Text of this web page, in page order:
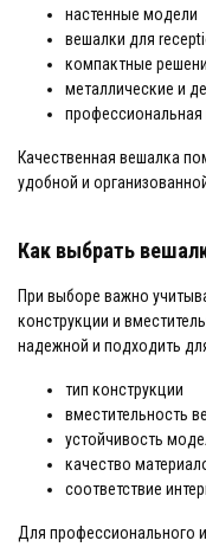
настенные модели
вешалки для
компактные
металлические и
профессиональная
Качественная вешалка
удобной и
Как выбрать
При выборе важно
конструкции и
надежной и подходить
тип конструкции
вместительность
устойчивость
качество
соответствие
Для профессионального